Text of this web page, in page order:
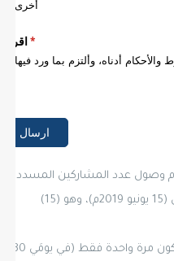
عدد المشاركين المسددين
الرسوم للحد الأدنى المطلوب حتى (15 يونيو 2019م)، وهو (15)
خدمة النقل مِن وإلى المطار ستكون مرة واحدة فقط (في يومَي 30